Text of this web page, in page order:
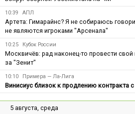
10:39 АПЛ
Артета: Гимарайнс? Я не собираюсь
не являются игроками "Арсенала"
10:25 Кубок России
Москвичёв: рад наконец-то провести
за "Зенит"
10:10 Примера — Ла-Лига
Винисиус близок к продлению контракта
5 августа, среда